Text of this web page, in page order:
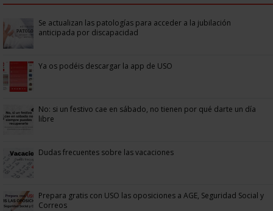
Se actualizan las patologías para acceder a la jubilación
anticipada por discapacidad
Ya os podéis descargar la app de USO
No: si un festivo cae en sábado, no tienen por qué darte un día
libre
Dudas frecuentes sobre las vacaciones
Prepara gratis con USO las oposiciones a AGE, Seguridad Social y
Correos